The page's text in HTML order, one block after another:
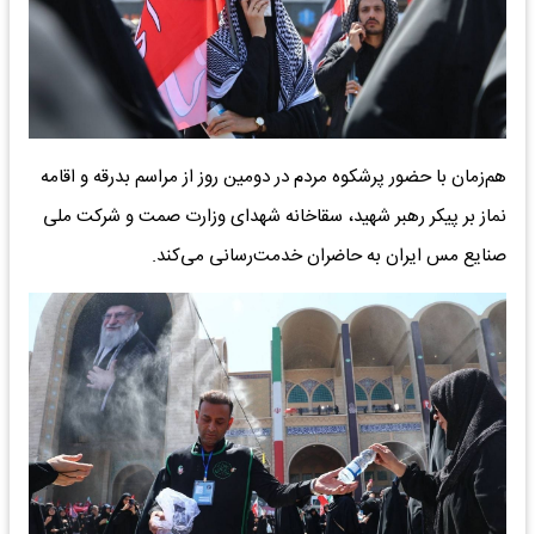
هم‌زمان با حضور پرشکوه مردم در دومین روز از مراسم بدرقه و اقامه
نماز بر پیکر رهبر شهید، سقاخانه شهدای وزارت صمت و شرکت ملی
صنایع مس ایران به حاضران خدمت‌رسانی می‌کند.